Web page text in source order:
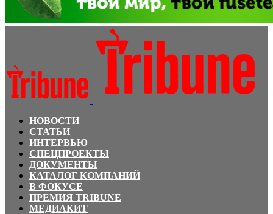
НОВОСТИ
СТАТЬИ
ИНТЕРВЬЮ
СПЕЦПРОЕКТЫ
ДОКУМЕНТЫ
КАТАЛОГ КОМПАНИЙ
В ФОКУСЕ
ПРЕМИЯ TRIBUNE
МЕДИАКИТ